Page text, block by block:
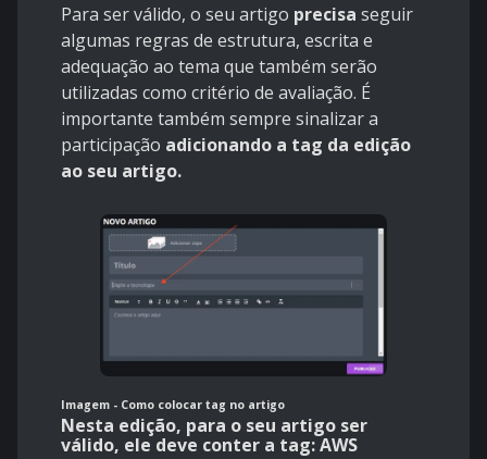
Para ser válido, o seu artigo precisa seguir
algumas regras de estrutura, escrita e
adequação ao tema que também serão
utilizadas como critério de avaliação. É
importante também sempre sinalizar a
participação adicionando a tag da edição
ao seu artigo.
Imagem - Como colocar tag no artigo
Nesta edição, para o seu artigo ser
válido, ele deve conter a tag: AWS